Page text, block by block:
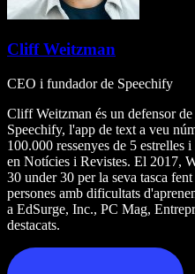
Cliff Weitzman
CEO i fundador de Speechify
Cliff Weitzman és un defensor
Speechify, l'app de text a veu
100.000 ressenyes de 5
en Notícies i Revistes. El 2017,
30 under 30 per la seva tasca
persones amb dificultats
a EdSurge, Inc., PC Mag,
destacats.